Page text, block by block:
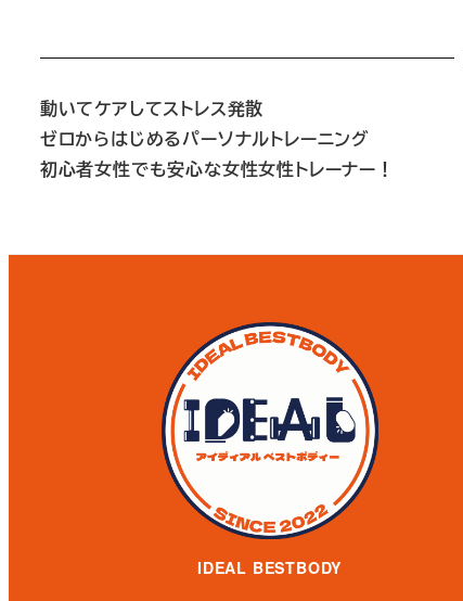
動いてケアしてストレス発散
ゼロからはじめるパーソナルトレーニング
初心者女性でも安心な女性女性トレーナー！
IDEAL BESTBODY